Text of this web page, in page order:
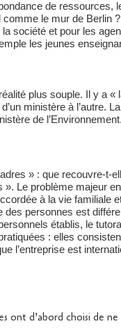
de ressources,
le mur de Berlin
société et pour les
les jeunes
plus souple. Il y a «
ministère à l’autre.
de
» : que recouvre-t-
Le problème majeur
à la vie familiale
des personnes est
établis, le
: elles
l’entreprise est
ont d’abord choisi de